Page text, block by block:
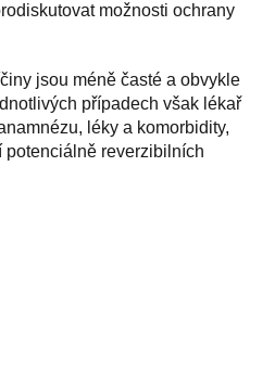
možnosti ochrany
jsou méně časté a obvykle
případech však lékař
léky a komorbidity,
reverzibilních